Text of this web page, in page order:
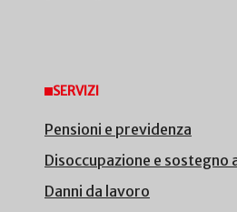
SERVIZI
Pensioni e previdenza
Disoccupazione e sostegno
Danni da lavoro